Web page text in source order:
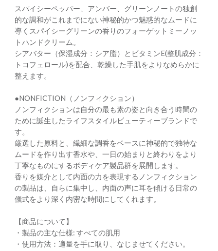
スパイシーペッパー、アンバー、グリーンノートの独創
的な調和がこれまでにない神秘的かつ魅惑的なムードに
導くスパイシーグリーンの香りのフォーゲットミーノッ
トハンドクリーム。
シアバター（保湿成分：シア脂）とビタミンE(整肌成分：
トコフェロール)を配合、乾燥した手肌をよりなめらかに
整えます。
●NONFICTION（ノンフィクション）
ノンフィクションは自分の最も素の姿と向き合う時間の
ために誕生したライフスタイルビューティーブランドで
す。
厳選した原料と、繊細な調香をベースに神秘的で独特な
ムードを作り出す香水や、一日の始まりと終わりをより
丁寧なものにするボディケア製品群を展開します。
香りを媒介として内面の力を表現するノンフィクション
の製品は、自らに集中し、内面の声に耳を傾ける日常の
儀式をより深く内密な時間にしてくれます。
【商品について】
・製品の主な仕様: すべての肌用
・使用方法：適量を手に取り、なじませてください。